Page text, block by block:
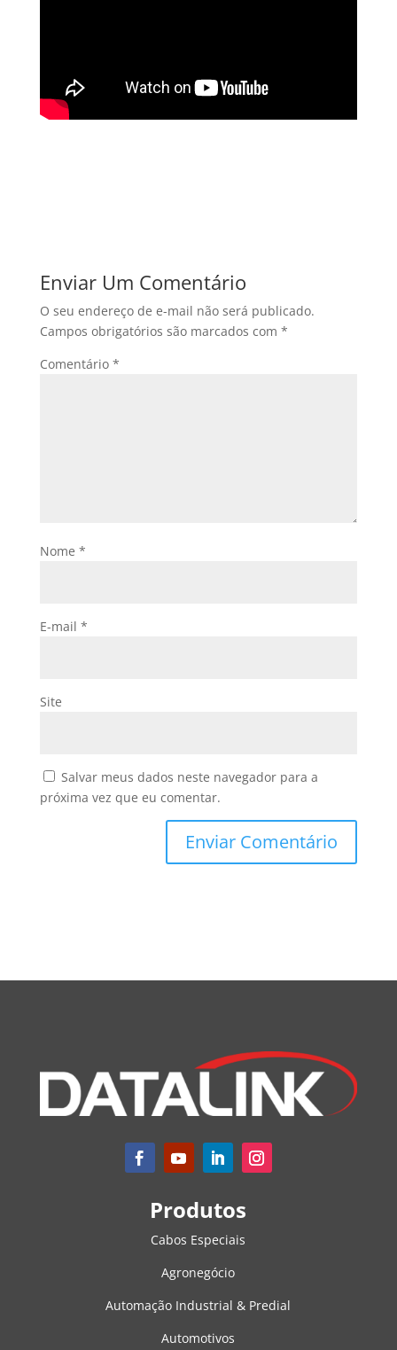
Enviar Um Comentário
O seu endereço de e-mail não será publicado.
Campos obrigatórios são marcados com *
Comentário *
Nome *
E-mail *
Site
Salvar meus dados neste navegador para a
próxima vez que eu comentar.
Produtos
Cabos Especiais
Agronegócio
Automação Industrial & Predial
Automotivos